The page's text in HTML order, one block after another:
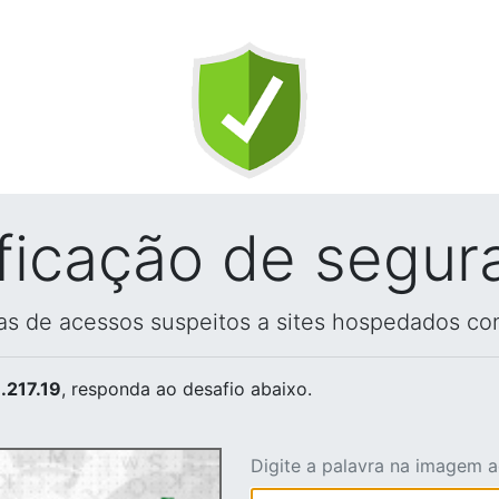
de
de acessos suspeitos a sites hospedados
, responda ao desafio abaixo.
Digite a palavra na imagem